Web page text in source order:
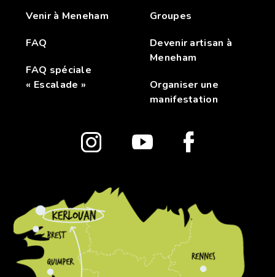
Venir à Meneham
FAQ
FAQ spéciale
« Escalade »
Groupes
Devenir artisan à
Meneham
Organiser une
manifestation